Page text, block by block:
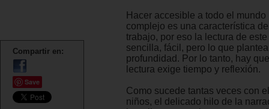
Compartir en:
Save
Hacer accesible a todo el mundo
complejo es una característica
trabajo, por eso la lectura de
sencilla, fácil, pero lo que
profundidad. Por lo tanto, hay
lectura exige tiempo y reflexión.
Como sucede tantas veces con
niños, el delicado hilo de la